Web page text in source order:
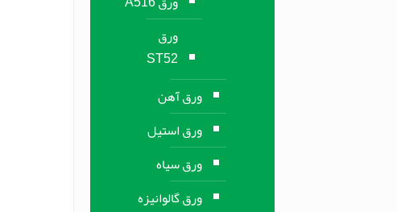
ورق
ST52
ورق آهن
ورق استیل
ورق سیاه
ورق گالوانیزه